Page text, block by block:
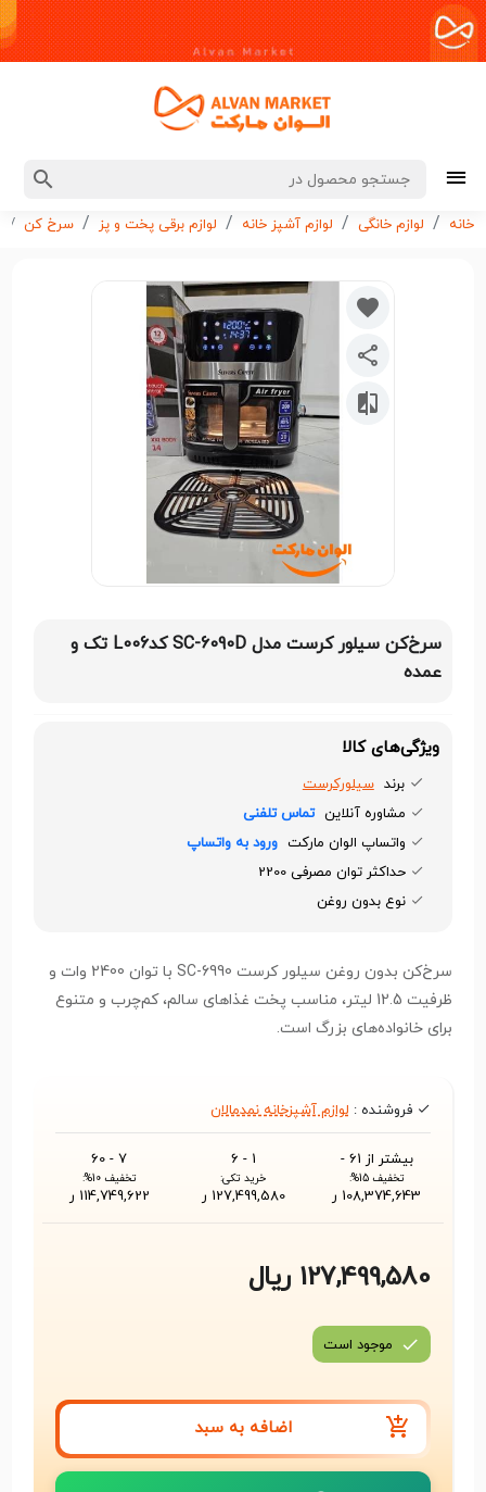
خانه لوازم خانگی لوازم آشپز خانه لوازم برقی پخت و پز سرخ كن
سرخ‌کن سیلور کرست مدل SC-6090D کدL006 تک و
عمده
ویژگی‌های کالا
برند سیلورکرست
مشاوره آنلاین تماس تلفنی
واتساپ الوان مارکت ورود به واتساپ
حداکثر توان مصرفی 2200
نوع بدون روغن
سرخ‌کن بدون روغن سیلور کرست SC-6990 با توان 2400 وات و
ظرفیت 12.5 لیتر، مناسب پخت غذاهای سالم، کم‌چرب و متنوع
برای خانواده‌های بزرگ است.
فروشنده : لوازم آشپزخانه نمدمالان
بیشتر از 61 -
تخفیف 15%:
108,374,643 ر
1 - 6
خرید تکی:
127,499,580 ر
7 - 60
تخفیف 10%:
114,749,622 ر
127,499,580 ریال
موجود است
اضافه به سبد